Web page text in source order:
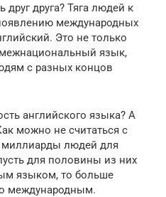
друг друга? Тяга людей к
международных
Это не только
язык,
с разных концов
английского языка? А
можно не считаться с
людей для
для половины из них
языком, то больше
международным.